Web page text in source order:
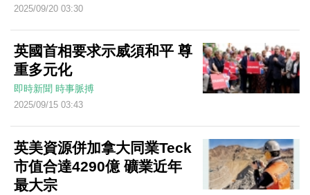
2025/09/20 03:30
英國首相要求示威須和平 尊
重多元化
即時新聞 時事脈搏
2025/09/15 03:43
英美資源併加拿大同業Teck
市值合達4290億 礦業近年
最大宗